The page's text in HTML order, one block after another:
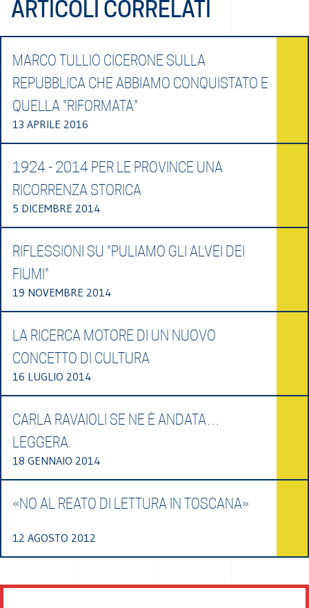
ARTICOLI CORRELATI
MARCO TULLIO CICERONE SULLA
REPUBBLICA CHE ABBIAMO CONQUISTATO E
QUELLA "RIFORMATA"
13 APRILE 2016
1924 - 2014 PER LE PROVINCE UNA
RICORRENZA STORICA
5 DICEMBRE 2014
RIFLESSIONI SU "PULIAMO GLI ALVEI DEI
FIUMI"
19 NOVEMBRE 2014
LA RICERCA MOTORE DI UN NUOVO
CONCETTO DI CULTURA
16 LUGLIO 2014
CARLA RAVAIOLI SE NE È ANDATA…
LEGGERA.
18 GENNAIO 2014
«NO AL REATO DI LETTURA IN TOSCANA»
12 AGOSTO 2012